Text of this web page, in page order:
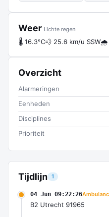
Tijdlijn 1
04 Jun 09:22:26
B2 Utrecht 91965
Weer Lichte regen
🌡 16.3°C💨 25.6 km/u SSW🌧
Overzicht
Alarmeringen
Eenheden
Disciplines
Prioriteit